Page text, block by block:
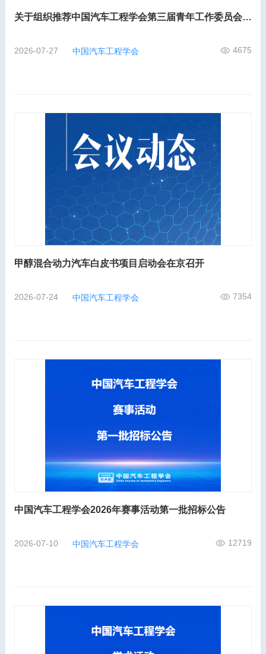
关于组织推荐中国汽车工程学会第三届青年工作委员会委员候选人的通知
2026-07-27 中国汽车工程学会 4675
甲醇混合动力汽车白皮书项目启动会在京召开
2026-07-24 中国汽车工程学会 7354
中国汽车工程学会2026年赛事活动第一批招标公告
2026-07-10 中国汽车工程学会 12719